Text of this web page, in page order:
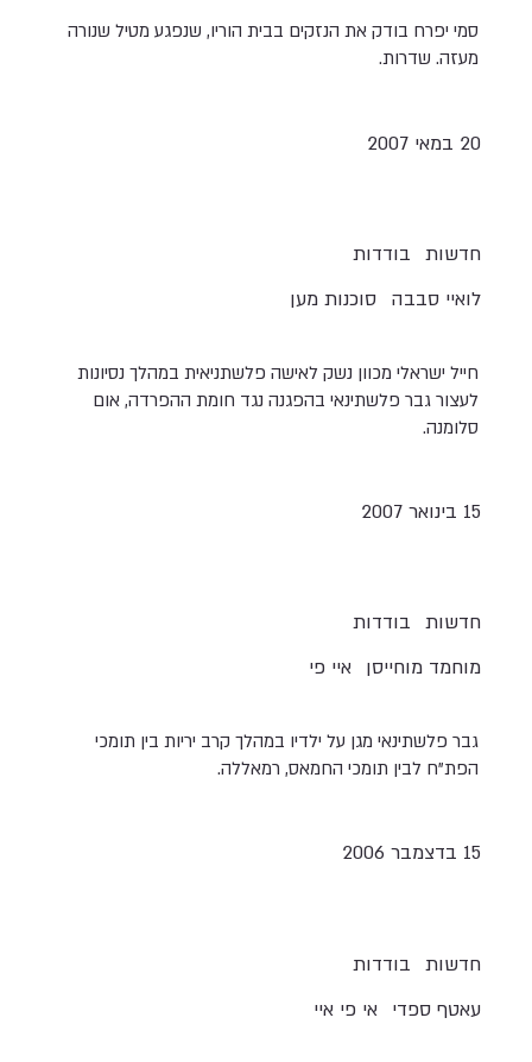
סמי יפרח בודק את הנזקים בבית הוריו, שנפגע מטיל שנורה
מעזה. שדרות.
20 במאי 2007
בודדות חדשות
סוכנות מען לואיי סבבה
חייל ישראלי מכוון נשק לאישה פלשתניאית במהלך נסיונות
לעצור גבר פלשתינאי בהפגנה נגד חומת ההפרדה, אום
סלומנה.
15 בינואר 2007
בודדות חדשות
איי פי מוחמד מוחייסן
גבר פלשתינאי מגן על ילדיו במהלך קרב יריות בין תומכי
הפת"ח לבין תומכי החמאס, רמאללה.
15 בדצמבר 2006
בודדות חדשות
אי פי איי עאטף ספדי